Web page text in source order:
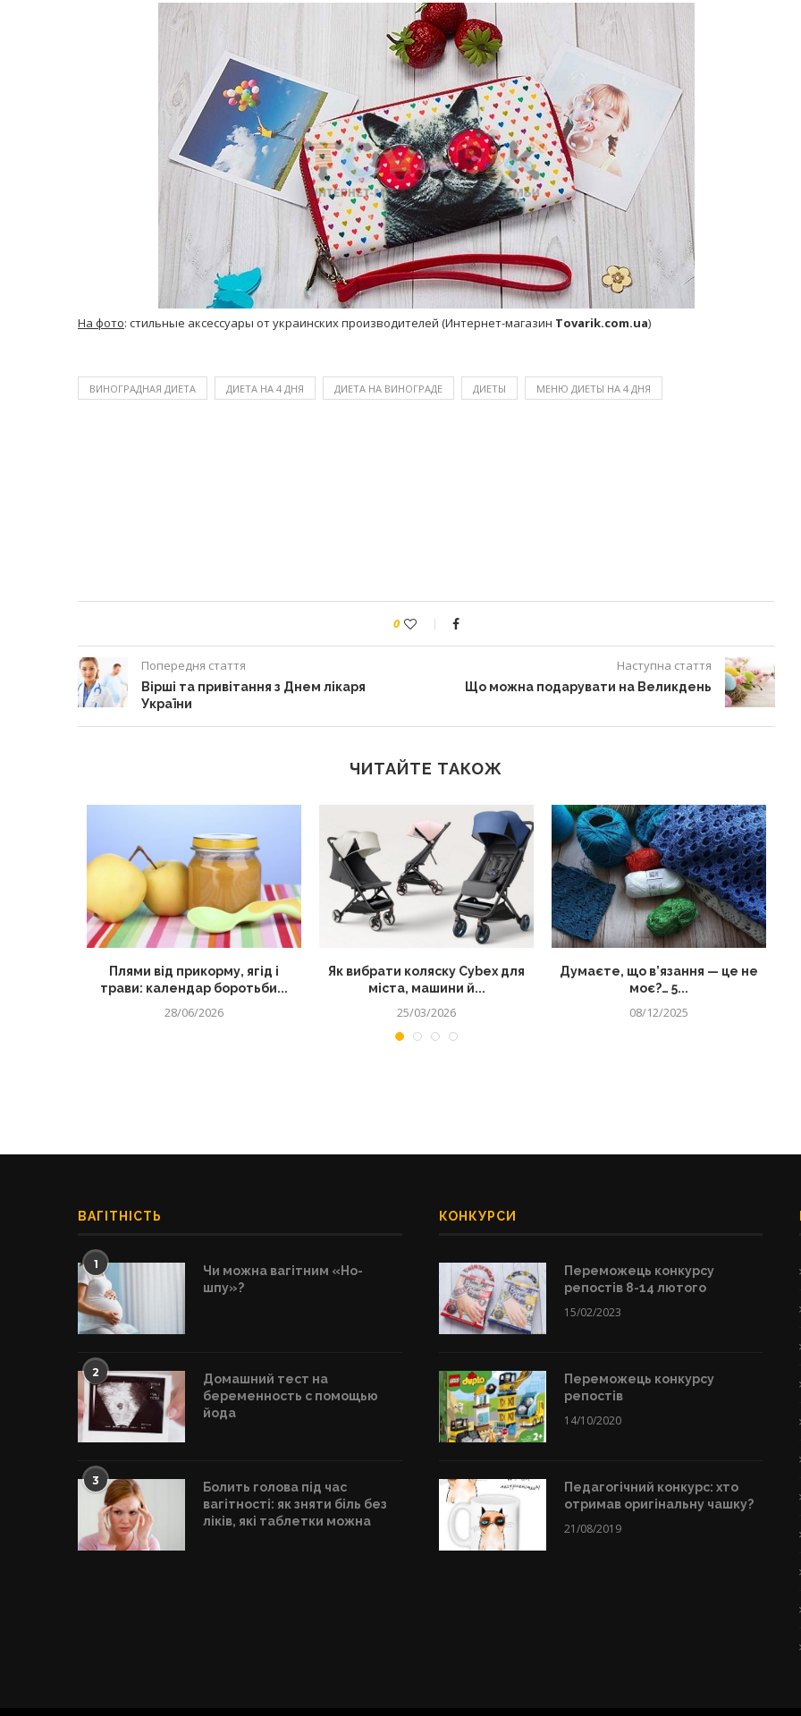
На фото: стильные аксессуары от украинских производителей (Интернет-магазин Tovarik.com.ua)
ВИНОГРАДНАЯ ДИЕТА ДИЕТА НА 4 ДНЯ ДИЕТА НА ВИНОГРАДЕ ДИЕТЫ МЕНЮ ДИЕТЫ НА 4 ДНЯ
0
Попередня стаття
Вірші та привітання з Днем лікаря
України
Наступна стаття
Що можна подарувати на Великдень
ЧИТАЙТЕ ТАКОЖ
Плями від прикорму, ягід і
трави: календар боротьби...
28/06/2026
Як вибрати коляску Cybex для
міста, машини й...
25/03/2026
Думаєте, що в’язання — це не
моє?… 5...
08/12/2025
ВАГІТНІСТЬ
1
Чи можна вагітним «Но-
шпу»?
2
Домашний тест на
беременность с помощью
йода
3
Болить голова під час
вагітності: як зняти біль без
ліків, які таблетки можна
КОНКУРСИ
Переможець конкурсу
репостів 8-14 лютого
15/02/2023
Переможець конкурсу
репостів
14/10/2020
Педагогічний конкурс: хто
отримав оригінальну чашку?
21/08/2019